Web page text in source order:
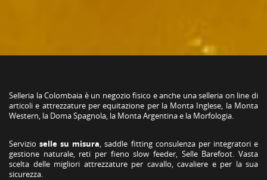
Selleria la Colombaia è un negozio fisico e anche una selleria on line di
articoli e attrezzature per equitazione per la Monta Inglese, la Monta
Western, la Doma Spagnola, la Monta Argentina e la Morfologia.
Servizioselle su misura, saddle fitting consulenza per integratori e
gestione naturale, reti per fieno slow feeder, Selle Barefoot. Vasta
scelta delle migliori attrezzature per cavallo, cavaliere e per la sua
sicurezza.